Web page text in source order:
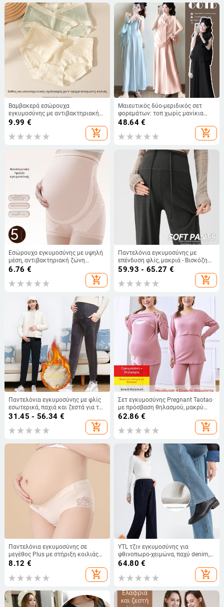
Βαμβακερά εσώρουχα
εγκυμοσύνης με αντιβακτηριακή
ζώνη καβάλου, χαμηλή μέση,
στήριξη κοιλιάς, για όλα τα στάδια
εγκυμοσύνης.
9.99 €
add_shopping_cart
Μαιευτικός δύο-μεριδικός σετ
φορεμάτων: τοπ χωρίς μανίκια
από σατέν acetate και φούστα
μέχρι midi μήκος, ίνες acetate 30–
50%, καλοκαίρι 2025.
48.64€
add_shopping_cart
Εσώρουχο εγκυμοσύνης με υψηλή
μέση, αντιβακτηριακή ζώνη
καβάλου, διαπνοή χωρίς ραφές, για
6.76 €
add_shopping_cart
Παντελόνια εγκυμοσύνης με
επένδυση φλίς, μακριά - Βισκόζη
95%+, άνετη εφαρμογή, υψηλή
ελαστικότητα, φθινοπωρινό
μοντέλο 2025
59.93 - 65.27 €
add_shopping_cart
Παντελόνια εγκυμοσύνης με φλίς
εσωτερικά, παχιά και ζεστά για τον
χειμώνα, στήριξη κοιλιάς,
βελούδινο ύφασμα, πολυεστέρας
95%+
31.45 - 56.34 €
add_shopping_cart
Σετ εγκυμοσύνης Pregnant Taotao
με πρόσβαση θηλασμού, μακρύ
μανίκι, ύφασμα De Velvet, 80–90%
συλλογή 2023
62.86 €
add_shopping_cart
Παντελόνια εγκυμοσύνης σε
μεγέθος Plus με στήριξη κοιλιάς
σε σχήμα V, χαμηλή μέση, νάιλον
ανάμειξη με βαμβακερή επένδυση,
μονόχρωμα
8.12 €
add_shopping_cart
YTL τζιν εγκυμοσύνης για
φθινοπωρο-χειμώνα, παχύ denim,
φαρδιά παντελόνια έως το
πάτωμα, ίσια γραμμή, με κορδόνι
μέσης και φλίς επένδυση
64.80 €
add_shopping_cart